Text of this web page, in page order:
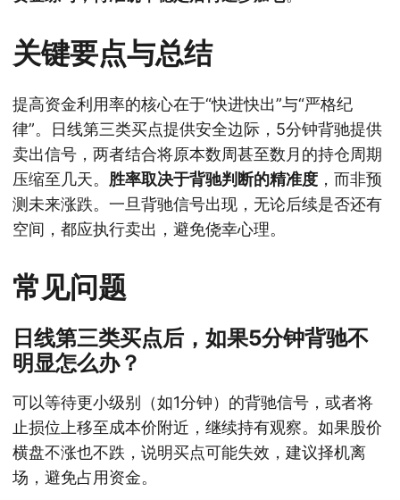
关键要点与总结
提高资金利用率的核心在于“快进快出”与“严格纪
律”。日线第三类买点提供安全边际，5分钟背驰提供
卖出信号，两者结合将原本数周甚至数月的持仓周期
压缩至几天。 胜率取决于背驰判断的精准度 ，而非预
测未来涨跌。一旦背驰信号出现，无论后续是否还有
空间，都应执行卖出，避免侥幸心理。
常见问题
日线第三类买点后，如果5分钟背驰不
明显怎么办？
可以等待更小级别（如1分钟）的背驰信号，或者将
止损位上移至成本价附近，继续持有观察。如果股价
横盘不涨也不跌，说明买点可能失效，建议择机离
场，避免占用资金。